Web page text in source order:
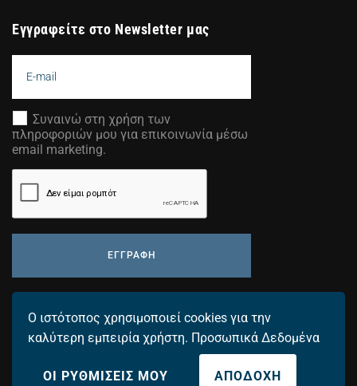
Ο ιστότοπος χρησιμοποιεί cookies για την
καλύτερη εμπειρία χρήστη. Προσωπικά Δεδομένα
ΟΙ ΡΥΘΜΙΣΕΙΣ ΜΟΥ ΑΠΟΔΟΧΗ
Εγγραφείτε στο Newsletter μας
Συναινώ στη χρήση των
πληροφοριών μου για επικοινωνία μέσω
email marketing.
ΕΓΓΡΑΦΗ
Προσθέστε τη διεύθυνση email σας για να λαμβάνετε τα
τελευταία μας νέα.